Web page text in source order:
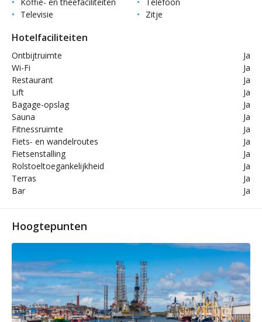
Televisie
Zitje
Hotelfaciliteiten
Ontbijtruimte
Ja
Wi-Fi
Ja
Restaurant
Ja
Lift
Ja
Bagage-opslag
Ja
Sauna
Ja
Fitnessruimte
Ja
Fiets- en wandelroutes
Ja
Fietsenstalling
Ja
Rolstoeltoegankelijkheid
Ja
Terras
Ja
Bar
Ja
Hoogtepunten